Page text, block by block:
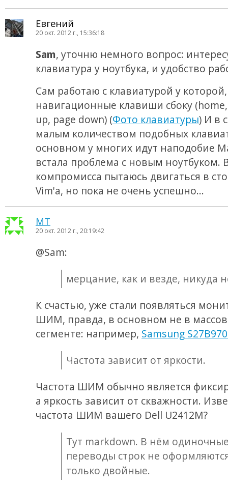
Евгений
20 окт. 2012 г., 15:36:18
Sam, уточню немного вопрос:
клавиатура у ноутбука, и удобство
Сам работаю с клавиатурой у которой,
навигационные клавиши сбоку
up, page down) (Фото клавиатуры) И в
малым количеством подобных
основном у многих идут наподобие
встала проблема с новым ноутбуком.
компромисса пытаюсь двигаться в
Vim'a, но пока не очень успешно...
MT
20 окт. 2012 г., 20:19:42
@Sam:
мерцание, как и везде, никуда
К счастью, уже стали появляться
ШИМ, правда, в основном не в
сегменте: например, Samsung
Частота зависит от яркости.
Частота ШИМ обычно является
а яркость зависит от скважности.
частота ШИМ вашего Dell U2412M?
Тут markdown. В нём
переводы строк не
только двойные.